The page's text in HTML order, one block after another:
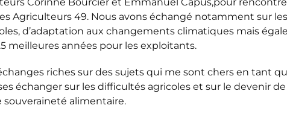
Agriculteurs 49. Nous avons échangé notamment sur
d’adaptation aux changements climatiques mais
meilleures années pour les exploitants.
riches sur des sujets qui me sont chers en tant
échanger sur les difficultés agricoles et sur le devenir
souveraineté alimentaire.